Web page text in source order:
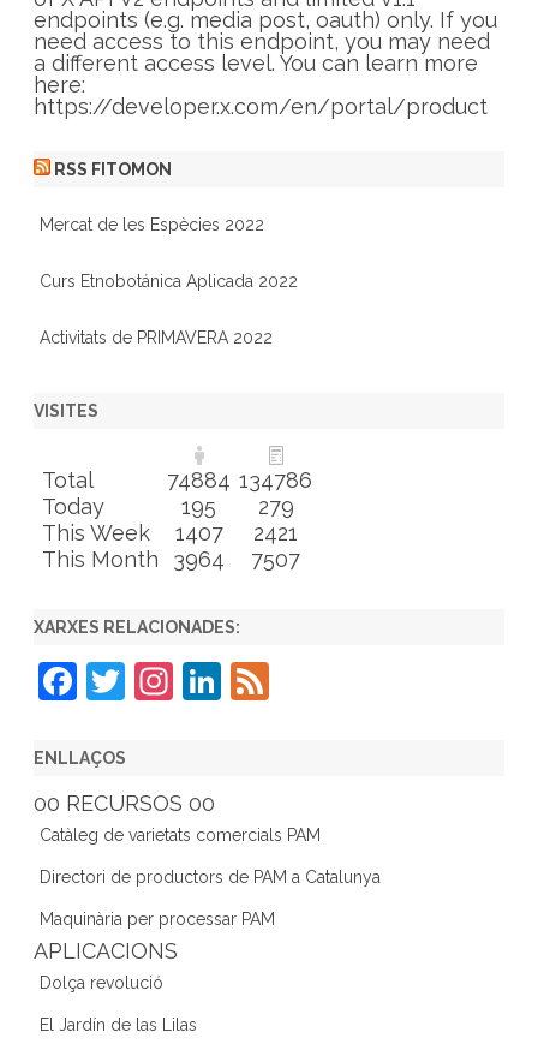
e
s
endpoints (e.g. media post, oauth) only. If you
need access to this endpoint, you may need
a different access level. You can learn more
here:
https://developer.x.com/en/portal/product
RSS FITOMON
Mercat de les Espècies 2022
Curs Etnobotánica Aplicada 2022
Activitats de PRIMAVERA 2022
VISITES
Total 74884 134786
Today
195
279
This Week
1407
2421
This Month
3964 7507
XARXES RELACIONADES:
F
c
e
b
o
o
k
T
er
In
gr
a
m
Li
dI
n
ENLLAÇOS
00 RECURSOS 00
Catàleg de varietats comercials PAM
Directori de productors de PAM a Catalunya
Maquinària per processar PAM
APLICACIONS
Dolça revolució
El Jardín de las Lilas